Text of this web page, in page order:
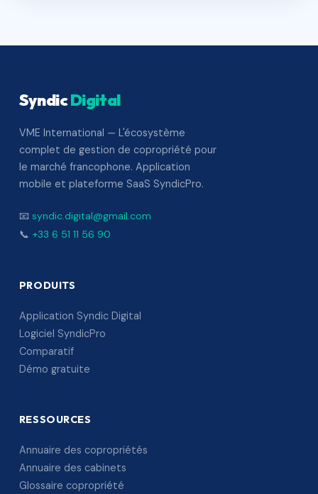
SyndicDigital
VME International — L'écosystème
complet de gestion de copropriété pour
le marché francophone. Application
mobile et plateforme SaaS SyndicPro.
📧 syndic.digital@gmail.com
📞 +33 6 51 11 56 90
PRODUITS
Application Syndic Digital
Logiciel SyndicPro
Comparatif
Démo gratuite
RESSOURCES
Annuaire des copropriétés
Annuaire des cabinets
Glossaire copropriété